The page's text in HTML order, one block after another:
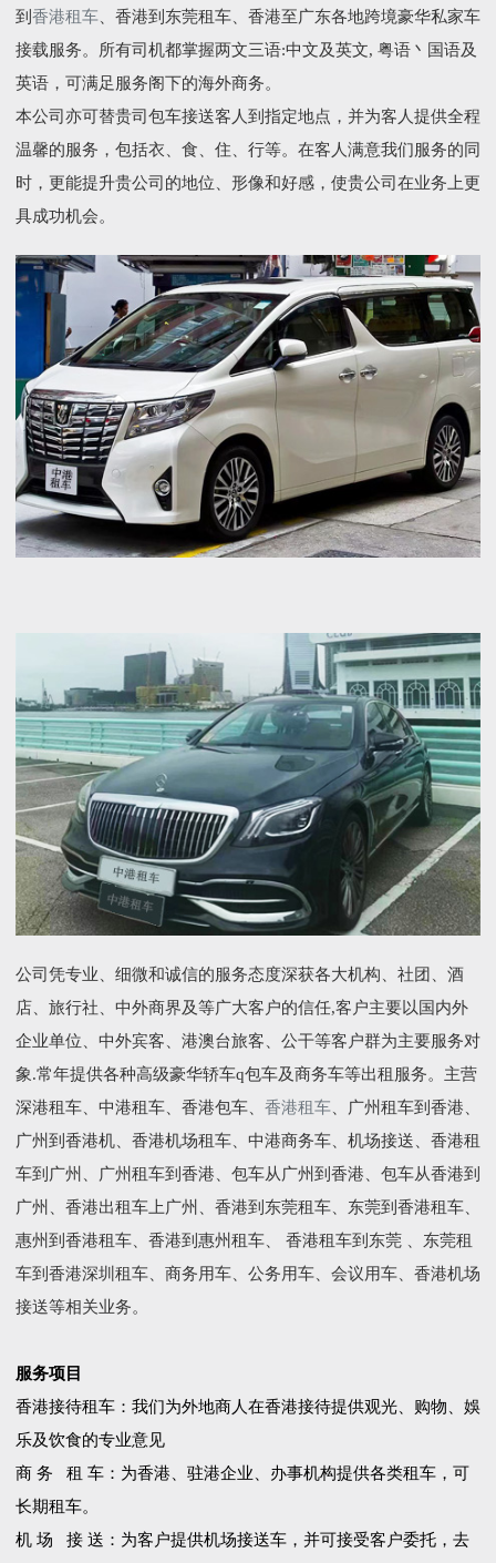
到 香港租车、香港到东莞租车、香港至广东各地跨境豪华私家车
接载服务。所有司机都掌握两文三语:中文及英文, 粤语丶国语及
英语，可满足服务阁下的海外商务。
本公司亦可替贵司包车接送客人到指定地点，并为客人提供全程
温馨的服务，包括衣、食、住、行等。在客人满意我们服务的同
时，更能提升贵公司的地位、形像和好感，使贵公司在业务上更
具成功机会。
公司凭专业、细微和诚信的服务态度深获各大机构、社团、酒
店、旅行社、中外商界及等广大客户的信任,客户主要以国内外
企业单位、中外宾客、港澳台旅客、公干等客户群为主要服务对
象.常年提供各种高级豪华轿车q包车及商务车等出租服务。主营
深港租车、中港租车、香港包车、 香港租车、广州租车到香港、
广州到香港机、香港机场租车、中港商务车、机场接送、香港租
车到广州、广州租车到香港、包车从广州到香港、包车从香港到
广州、香港出租车上广州、香港到东莞租车、东莞到香港租车、
惠州到香港租车、香港到惠州租车、 香港租车到东莞 、东莞租
车到香港深圳租车、商务用车、公务用车、会议用车、香港机场
接送等相关业务。
服务项目
香港接待租车：我们为外地商人在香港接待提供观光、购物、娛
乐及饮食的专业意见
商 务 租 车：为香港、驻港企业、办事机构提供各类租车，可
长期租车。
机 场 接 送：为客户提供机场接送车，并可接受客户委托，去